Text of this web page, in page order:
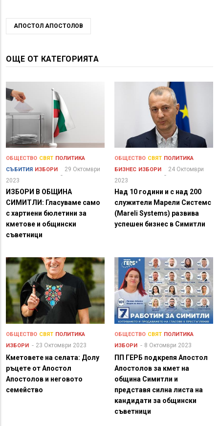
АПОСТОЛ АПОСТОЛОВ
ОЩЕ ОТ КАТЕГОРИЯТА
ОБЩЕСТВО СВЯТ ПОЛИТИКА
СЪБИТИЯ
ИЗБОРИ
29 Октомври
2023
ИЗБОРИ В ОБЩИНА
СИМИТЛИ: Гласуваме само
с хартиени бюлетини за
кметове и общински
съветници
ОБЩЕСТВО СВЯТ ПОЛИТИКА
БИЗНЕС ИЗБОРИ
24 Октомври
2023
Над 10 години и с над 200
служители Марели Системс
(Mareli Systems) развива
успешен бизнес в Симитли
ОБЩЕСТВО СВЯТ ПОЛИТИКА
ИЗБОРИ
23 Октомври 2023
Кметовете на селата: Долу
ръцете от Апостол
Апостолов и неговото
семейство
ОБЩЕСТВО СВЯТ ПОЛИТИКА
ИЗБОРИ
8 Октомври 2023
ПП ГЕРБ подкрепя Апостол
Апостолов за кмет на
община Симитли и
представя силна листа на
кандидати за общински
съветници